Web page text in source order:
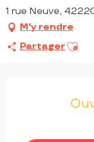
1 rue Neuve,
M'y rendre
Partager